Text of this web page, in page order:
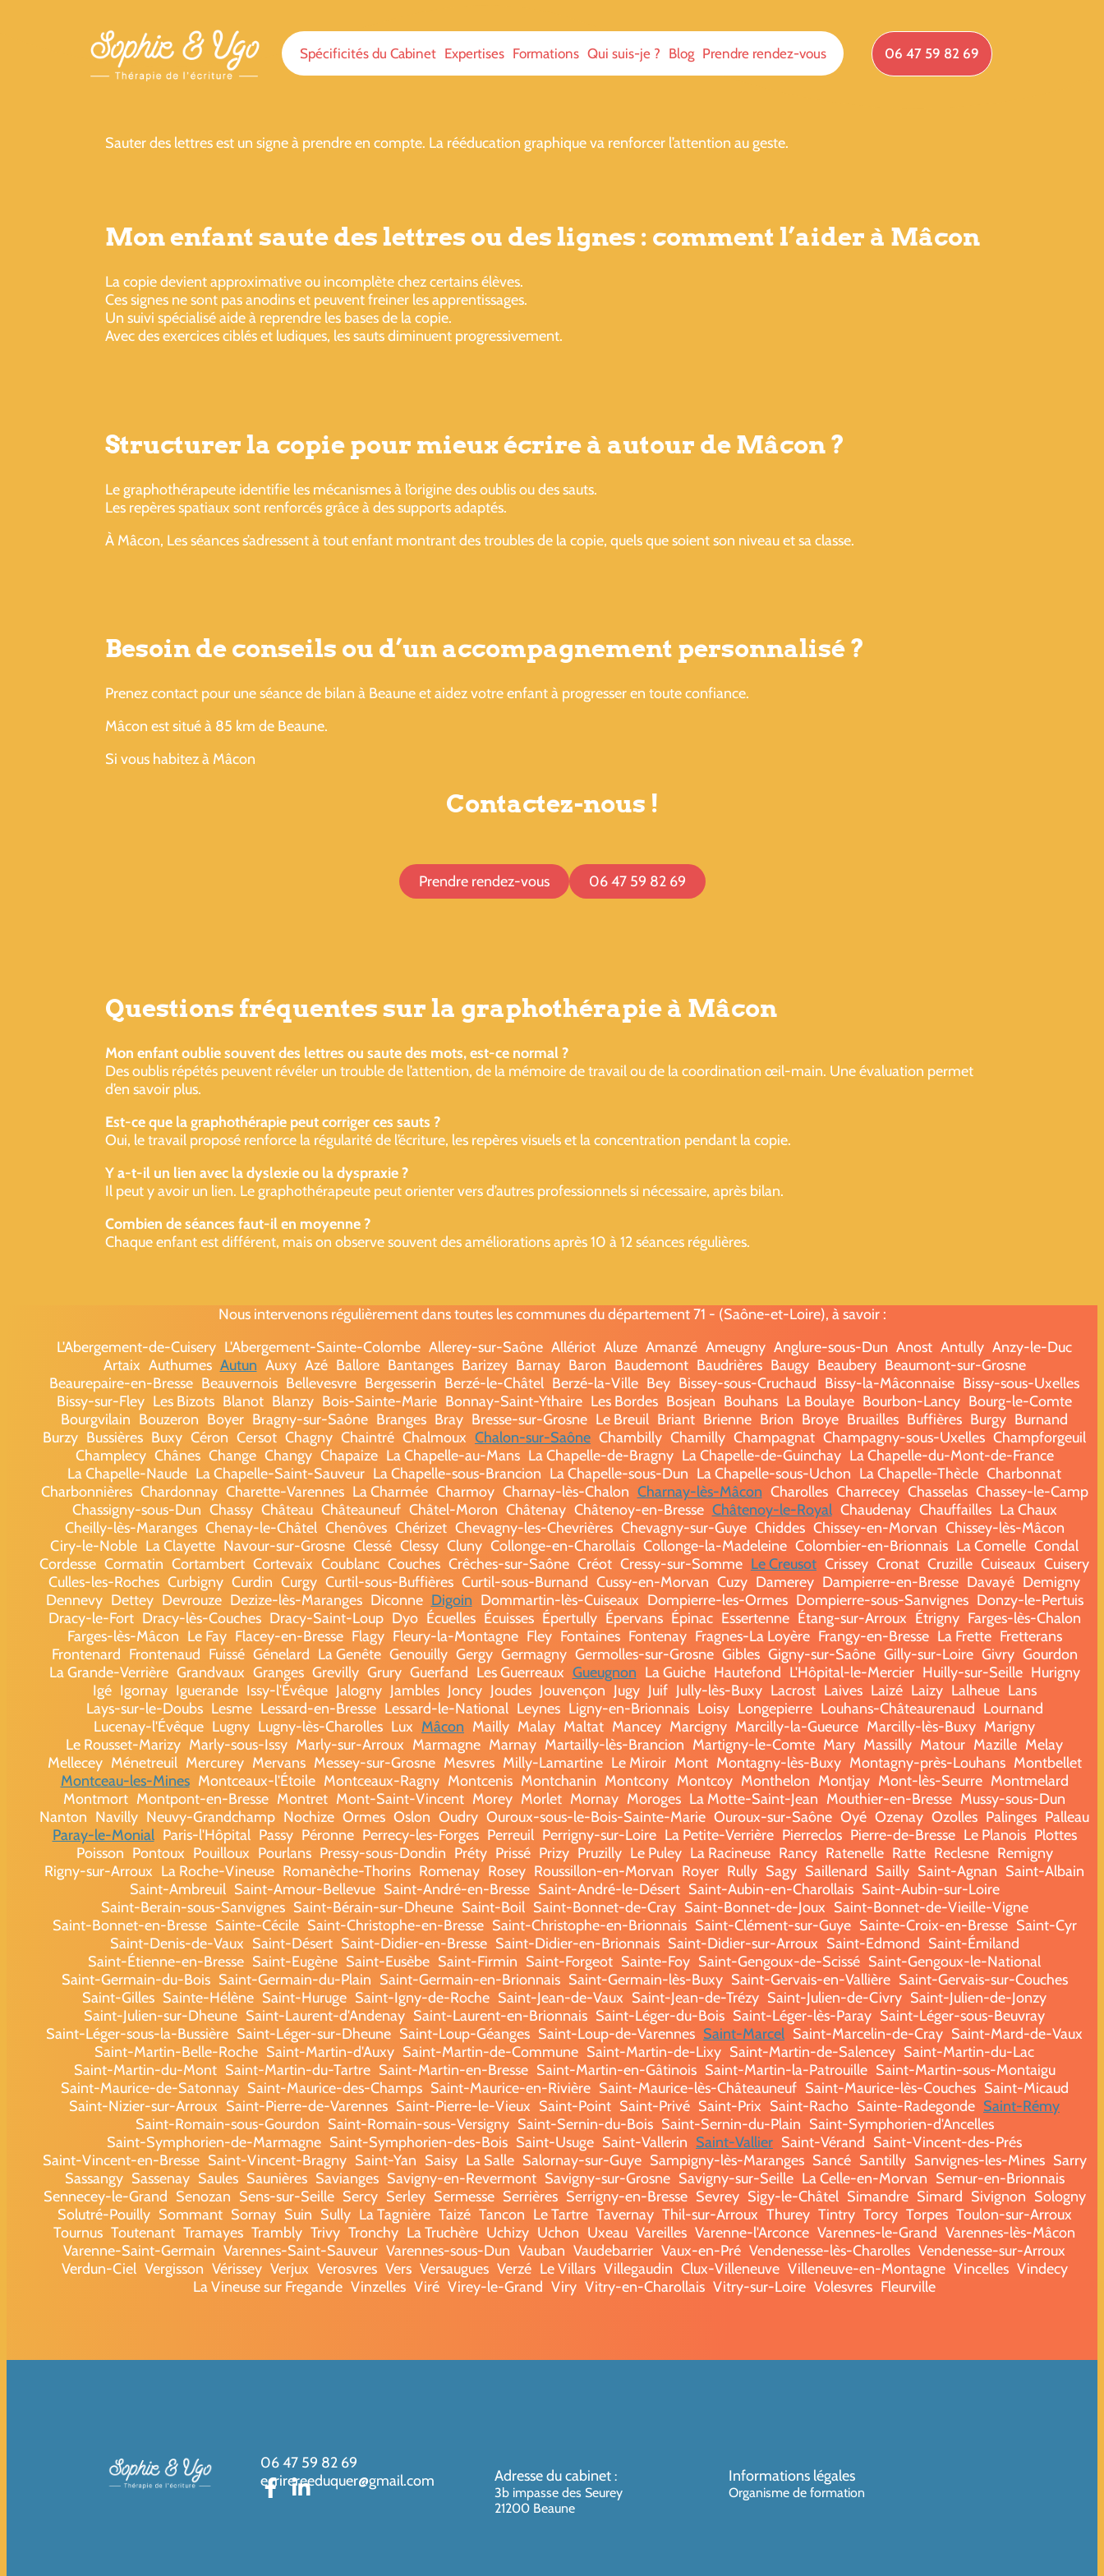
Spécificités du Cabinet Expertises Formations Qui suis-je ? Blog Prendre rendez-vous 06 47 59 82 69
Sauter des lettres est un signe à prendre en compte. La rééducation graphique va renforcer l’attention au geste.
Mon enfant saute des lettres ou des lignes : comment l’aider à Mâcon
La copie devient approximative ou incomplète chez certains élèves.
Ces signes ne sont pas anodins et peuvent freiner les apprentissages.
Un suivi spécialisé aide à reprendre les bases de la copie.
Avec des exercices ciblés et ludiques, les sauts diminuent progressivement.
Structurer la copie pour mieux écrire à autour de Mâcon ?
Le graphothérapeute identifie les mécanismes à l’origine des oublis ou des sauts.
Les repères spatiaux sont renforcés grâce à des supports adaptés.
À Mâcon, Les séances s’adressent à tout enfant montrant des troubles de la copie, quels que soient son niveau et sa classe.
Besoin de conseils ou d’un accompagnement personnalisé ?
Prenez contact pour une séance de bilan à Beaune et aidez votre enfant à progresser en toute confiance.
Mâcon est situé à 85 km de Beaune.
Si vous habitez à Mâcon
Contactez-nous !
Prendre rendez-vous 06 47 59 82 69
Questions fréquentes sur la graphothérapie à Mâcon
Mon enfant oublie souvent des lettres ou saute des mots, est-ce normal ?
Des oublis répétés peuvent révéler un trouble de l’attention, de la mémoire de travail ou de la coordination œil-main. Une évaluation permet
d’en savoir plus.
Est-ce que la graphothérapie peut corriger ces sauts ?
Oui, le travail proposé renforce la régularité de l’écriture, les repères visuels et la concentration pendant la copie.
Y a-t-il un lien avec la dyslexie ou la dyspraxie ?
Il peut y avoir un lien. Le graphothérapeute peut orienter vers d’autres professionnels si nécessaire, après bilan.
Combien de séances faut-il en moyenne ?
Chaque enfant est différent, mais on observe souvent des améliorations après 10 à 12 séances régulières.
Nous intervenons régulièrement dans toutes les communes du département 71 - (Saône-et-Loire), à savoir :
L'Abergement-de-Cuisery L'Abergement-Sainte-Colombe Allerey-sur-Saône Allériot Aluze Amanzé Ameugny Anglure-sous-Dun Anost Antully Anzy-le-Duc
Artaix Authumes Autun Auxy Azé Ballore Bantanges Barizey Barnay Baron Baudemont Baudrières Baugy Beaubery Beaumont-sur-Grosne
Beaurepaire-en-Bresse Beauvernois Bellevesvre Bergesserin Berzé-le-Châtel Berzé-la-Ville Bey Bissey-sous-Cruchaud Bissy-la-Mâconnaise Bissy-sous-Uxelles
Bissy-sur-Fley Les Bizots Blanot Blanzy Bois-Sainte-Marie Bonnay-Saint-Ythaire Les Bordes Bosjean Bouhans La Boulaye Bourbon-Lancy Bourg-le-Comte
Bourgvilain Bouzeron Boyer Bragny-sur-Saône Branges Bray Bresse-sur-Grosne Le Breuil Briant Brienne Brion Broye Bruailles Buffières Burgy Burnand
Burzy Bussières Buxy Céron Cersot Chagny Chaintré Chalmoux Chalon-sur-Saône Chambilly Chamilly Champagnat Champagny-sous-Uxelles Champforgeuil
Champlecy Chânes Change Changy Chapaize La Chapelle-au-Mans La Chapelle-de-Bragny La Chapelle-de-Guinchay La Chapelle-du-Mont-de-France
La Chapelle-Naude La Chapelle-Saint-Sauveur La Chapelle-sous-Brancion La Chapelle-sous-Dun La Chapelle-sous-Uchon La Chapelle-Thècle Charbonnat
Charbonnières Chardonnay Charette-Varennes La Charmée Charmoy Charnay-lès-Chalon Charnay-lès-Mâcon Charolles Charrecey Chasselas Chassey-le-Camp
Chassigny-sous-Dun Chassy Château Châteauneuf Châtel-Moron Châtenay Châtenoy-en-Bresse Châtenoy-le-Royal Chaudenay Chauffailles La Chaux
Cheilly-lès-Maranges Chenay-le-Châtel Chenôves Chérizet Chevagny-les-Chevrières Chevagny-sur-Guye Chiddes Chissey-en-Morvan Chissey-lès-Mâcon
Ciry-le-Noble La Clayette Navour-sur-Grosne Clessé Clessy Cluny Collonge-en-Charollais Collonge-la-Madeleine Colombier-en-Brionnais La Comelle Condal
Cordesse Cormatin Cortambert Cortevaix Coublanc Couches Crêches-sur-Saône Créot Cressy-sur-Somme Le Creusot Crissey Cronat Cruzille Cuiseaux Cuisery
Culles-les-Roches Curbigny Curdin Curgy Curtil-sous-Buffières Curtil-sous-Burnand Cussy-en-Morvan Cuzy Damerey Dampierre-en-Bresse Davayé Demigny
Dennevy Dettey Devrouze Dezize-lès-Maranges Diconne Digoin Dommartin-lès-Cuiseaux Dompierre-les-Ormes Dompierre-sous-Sanvignes Donzy-le-Pertuis
Dracy-le-Fort Dracy-lès-Couches Dracy-Saint-Loup Dyo Écuelles Écuisses Épertully Épervans Épinac Essertenne Étang-sur-Arroux Étrigny Farges-lès-Chalon
Farges-lès-Mâcon Le Fay Flacey-en-Bresse Flagy Fleury-la-Montagne Fley Fontaines Fontenay Fragnes-La Loyère Frangy-en-Bresse La Frette Fretterans
Frontenard Frontenaud Fuissé Génelard La Genête Genouilly Gergy Germagny Germolles-sur-Grosne Gibles Gigny-sur-Saône Gilly-sur-Loire Givry Gourdon
La Grande-Verrière Grandvaux Granges Grevilly Grury Guerfand Les Guerreaux Gueugnon La Guiche Hautefond L'Hôpital-le-Mercier Huilly-sur-Seille Hurigny
Igé Igornay Iguerande Issy-l'Évêque Jalogny Jambles Joncy Joudes Jouvençon Jugy Juif Jully-lès-Buxy Lacrost Laives Laizé Laizy Lalheue Lans
Lays-sur-le-Doubs Lesme Lessard-en-Bresse Lessard-le-National Leynes Ligny-en-Brionnais Loisy Longepierre Louhans-Châteaurenaud Lournand
Lucenay-l'Évêque Lugny Lugny-lès-Charolles Lux Mâcon Mailly Malay Maltat Mancey Marcigny Marcilly-la-Gueurce Marcilly-lès-Buxy Marigny
Le Rousset-Marizy Marly-sous-Issy Marly-sur-Arroux Marmagne Marnay Martailly-lès-Brancion Martigny-le-Comte Mary Massilly Matour Mazille Melay
Mellecey Ménetreuil Mercurey Mervans Messey-sur-Grosne Mesvres Milly-Lamartine Le Miroir Mont Montagny-lès-Buxy Montagny-près-Louhans Montbellet
Montceau-les-Mines Montceaux-l'Étoile Montceaux-Ragny Montcenis Montchanin Montcony Montcoy Monthelon Montjay Mont-lès-Seurre Montmelard
Montmort Montpont-en-Bresse Montret Mont-Saint-Vincent Morey Morlet Mornay Moroges La Motte-Saint-Jean Mouthier-en-Bresse Mussy-sous-Dun
Nanton Navilly Neuvy-Grandchamp Nochize Ormes Oslon Oudry Ouroux-sous-le-Bois-Sainte-Marie Ouroux-sur-Saône Oyé Ozenay Ozolles Palinges Palleau
Paray-le-Monial Paris-l'Hôpital Passy Péronne Perrecy-les-Forges Perreuil Perrigny-sur-Loire La Petite-Verrière Pierreclos Pierre-de-Bresse Le Planois Plottes
Poisson Pontoux Pouilloux Pourlans Pressy-sous-Dondin Préty Prissé Prizy Pruzilly Le Puley La Racineuse Rancy Ratenelle Ratte Reclesne Remigny
Rigny-sur-Arroux La Roche-Vineuse Romanèche-Thorins Romenay Rosey Roussillon-en-Morvan Royer Rully Sagy Saillenard Sailly Saint-Agnan Saint-Albain
Saint-Ambreuil Saint-Amour-Bellevue Saint-André-en-Bresse Saint-André-le-Désert Saint-Aubin-en-Charollais Saint-Aubin-sur-Loire
Saint-Berain-sous-Sanvignes Saint-Bérain-sur-Dheune Saint-Boil Saint-Bonnet-de-Cray Saint-Bonnet-de-Joux Saint-Bonnet-de-Vieille-Vigne
Saint-Bonnet-en-Bresse Sainte-Cécile Saint-Christophe-en-Bresse Saint-Christophe-en-Brionnais Saint-Clément-sur-Guye Sainte-Croix-en-Bresse Saint-Cyr
Saint-Denis-de-Vaux Saint-Désert Saint-Didier-en-Bresse Saint-Didier-en-Brionnais Saint-Didier-sur-Arroux Saint-Edmond Saint-Émiland
Saint-Étienne-en-Bresse Saint-Eugène Saint-Eusèbe Saint-Firmin Saint-Forgeot Sainte-Foy Saint-Gengoux-de-Scissé Saint-Gengoux-le-National
Saint-Germain-du-Bois Saint-Germain-du-Plain Saint-Germain-en-Brionnais Saint-Germain-lès-Buxy Saint-Gervais-en-Vallière Saint-Gervais-sur-Couches
Saint-Gilles Sainte-Hélène Saint-Huruge Saint-Igny-de-Roche Saint-Jean-de-Vaux Saint-Jean-de-Trézy Saint-Julien-de-Civry Saint-Julien-de-Jonzy
Saint-Julien-sur-Dheune Saint-Laurent-d'Andenay Saint-Laurent-en-Brionnais Saint-Léger-du-Bois Saint-Léger-lès-Paray Saint-Léger-sous-Beuvray
Saint-Léger-sous-la-Bussière Saint-Léger-sur-Dheune Saint-Loup-Géanges Saint-Loup-de-Varennes Saint-Marcel Saint-Marcelin-de-Cray Saint-Mard-de-Vaux
Saint-Martin-Belle-Roche Saint-Martin-d'Auxy Saint-Martin-de-Commune Saint-Martin-de-Lixy Saint-Martin-de-Salencey Saint-Martin-du-Lac
Saint-Martin-du-Mont Saint-Martin-du-Tartre Saint-Martin-en-Bresse Saint-Martin-en-Gâtinois Saint-Martin-la-Patrouille Saint-Martin-sous-Montaigu
Saint-Maurice-de-Satonnay Saint-Maurice-des-Champs Saint-Maurice-en-Rivière Saint-Maurice-lès-Châteauneuf Saint-Maurice-lès-Couches Saint-Micaud
Saint-Nizier-sur-Arroux Saint-Pierre-de-Varennes Saint-Pierre-le-Vieux Saint-Point Saint-Privé Saint-Prix Saint-Racho Sainte-Radegonde Saint-Rémy
Saint-Romain-sous-Gourdon Saint-Romain-sous-Versigny Saint-Sernin-du-Bois Saint-Sernin-du-Plain Saint-Symphorien-d'Ancelles
Saint-Symphorien-de-Marmagne Saint-Symphorien-des-Bois Saint-Usuge Saint-Vallerin Saint-Vallier Saint-Vérand Saint-Vincent-des-Prés
Saint-Vincent-en-Bresse Saint-Vincent-Bragny Saint-Yan Saisy La Salle Salornay-sur-Guye Sampigny-lès-Maranges Sancé Santilly Sanvignes-les-Mines Sarry
Sassangy Sassenay Saules Saunières Savianges Savigny-en-Revermont Savigny-sur-Grosne Savigny-sur-Seille La Celle-en-Morvan Semur-en-Brionnais
Sennecey-le-Grand Senozan Sens-sur-Seille Sercy Serley Sermesse Serrières Serrigny-en-Bresse Sevrey Sigy-le-Châtel Simandre Simard Sivignon Sologny
Solutré-Pouilly Sommant Sornay Suin Sully La Tagnière Taizé Tancon Le Tartre Tavernay Thil-sur-Arroux Thurey Tintry Torcy Torpes Toulon-sur-Arroux
Tournus Toutenant Tramayes Trambly Trivy Tronchy La Truchère Uchizy Uchon Uxeau Vareilles Varenne-l'Arconce Varennes-le-Grand Varennes-lès-Mâcon
Varenne-Saint-Germain Varennes-Saint-Sauveur Varennes-sous-Dun Vauban Vaudebarrier Vaux-en-Pré Vendenesse-lès-Charolles Vendenesse-sur-Arroux
Verdun-Ciel Vergisson Vérissey Verjux Verosvres Vers Versaugues Verzé Le Villars Villegaudin Clux-Villeneuve Villeneuve-en-Montagne Vincelles Vindecy
La Vineuse sur Fregande Vinzelles Viré Virey-le-Grand Viry Vitry-en-Charollais Vitry-sur-Loire Volesvres Fleurville
06 47 59 82 69
ecrirereeduquer@gmail.com
Adresse du cabinet:
3b impasse des Seurey
21200 Beaune
Informations légales
Organisme de formation